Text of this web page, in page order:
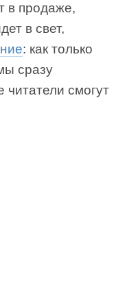
в продаже,
в свет,
: как только
сразу
смогут